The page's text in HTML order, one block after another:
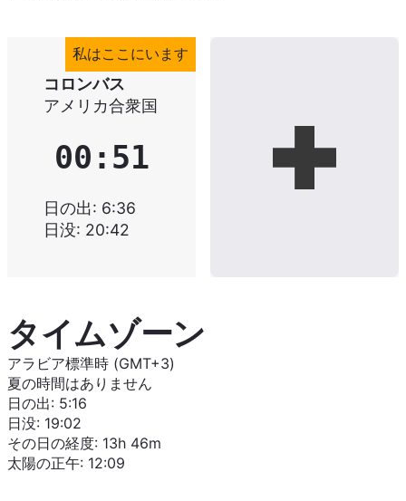
私はここにいます
コロンバス
アメリカ合衆国
00:51
日の出: 6:36
日没: 20:42
タイムゾーン
アラビア標準時 (GMT+3)
夏の時間はありません
日の出: 5:16
日没: 19:02
その日の経度: 13h 46m
太陽の正午: 12:09